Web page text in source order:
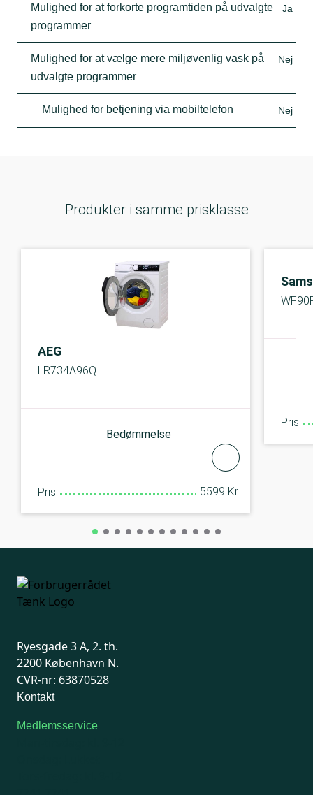
Mulighed for at forkorte programtiden på udvalgte
programmer
Ja
Mulighed for at vælge mere miljøvenlig vask på
udvalgte programmer
Nej
Mulighed for betjening via mobiltelefon Nej
Produkter i samme prisklasse
AEG
LR734A96Q
Bedømmelse
Pris 5599 Kr.
Pris
Ryesgade 3 A, 2. th.
2200 København N.
CVR-nr: 63870528
Kontakt
Medlemsservice